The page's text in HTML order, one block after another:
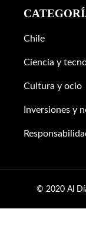
Chile
Ciencia y
Cultura y ocio
Inversiones y
© 2020 Al